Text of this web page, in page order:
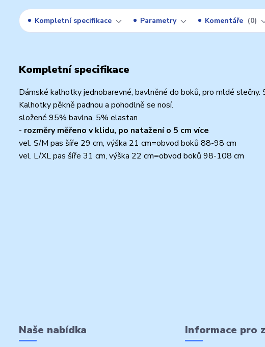
Kompletní specifikace Parametry Komentáře 0
Kompletní specifikace
Dámské kalhotky jednobarevné, bavlněné do boků, pro mldé
Kalhotky pěkně padnou a pohodlně se nosí.
složené 95% bavlna, 5% elastan
- rozměry měřeno v klidu, po natažení o 5 cm více
vel. S/M pas šíře 29 cm, výška 21 cm=obvod boků 88-98 cm
vel. L/XL pas šíře 31 cm, výška 22 cm=obvod boků 98-108 cm
Naše nabídka Informace pro